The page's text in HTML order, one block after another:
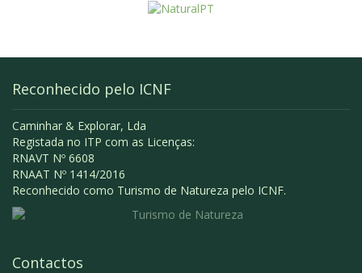
Reconhecido pelo ICNF
Caminhar & Explorar, Lda
Registada no ITP com as Licenças:
RNAVT Nº 6608
RNAAT Nº 1414/2016
Reconhecido como Turismo de Natureza pelo ICNF.
Contactos